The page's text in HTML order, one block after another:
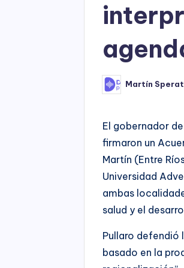
Posted
by
Martín
El gobernador
firmaron un
Martín (Entre
Universidad
ambas
salud y el
Pullaro defendió
basado en la